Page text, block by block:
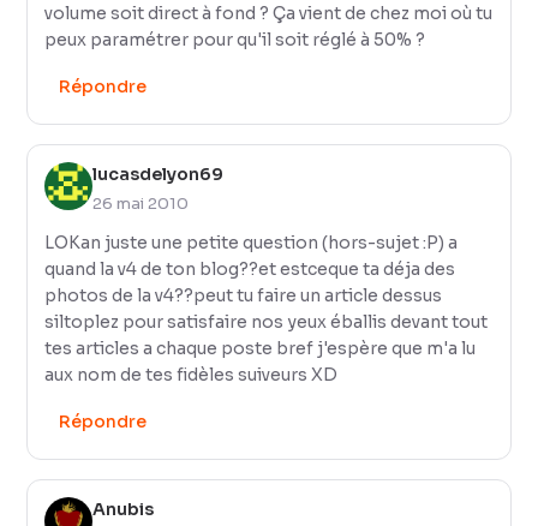
volume soit direct à fond ? Ça vient de chez moi où tu
peux paramétrer pour qu'il soit réglé à 50% ?
Répondre
lucasdelyon69
26 mai 2010
LOKan juste une petite question (hors-sujet :P) a
quand la v4 de ton blog??et estceque ta déja des
photos de la v4??peut tu faire un article dessus
siltoplez pour satisfaire nos yeux éballis devant tout
tes articles a chaque poste bref j'espère que m'a lu
aux nom de tes fidèles suiveurs XD
Répondre
Anubis